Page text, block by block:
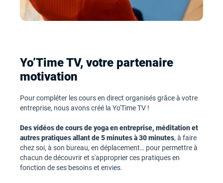
Yo’Time TV, votre partenaire
motivation
Pour compléter les cours en direct organisés grâce à votre
entreprise, nous avons créé la Yo'Time TV !
Des vidéos de cours de yoga en entreprise, méditation et
autres pratiques allant de 5 minutes à 30 minutes, à faire
chez soi, à son bureau, en déplacement… pour permettre à
chacun de découvrir et s'approprier ces pratiques en
fonction de ses besoins et envies.